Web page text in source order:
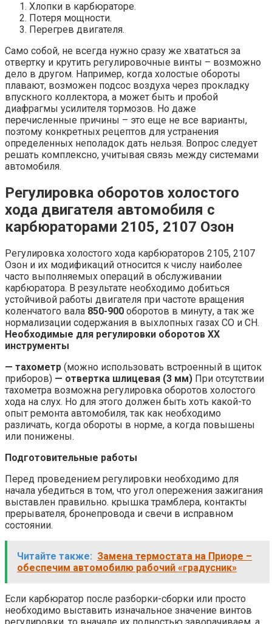
Хлопки в карбюраторе.
Потеря мощности.
Перегрев двигателя.
Само собой, не всегда нужно сразу же хвататься за
отвертку и крутить регулировочные винты – возможно
дело в другом. Например, когда холостые обороты
плавают, возможен подсос воздуха через прокладку
впускного коллектора, а может быть и пробой
диафрагмы усилителя тормозов. Но даже
перечисленные причины – это еще не все варианты,
поэтому конкретных рецептов для устранения
определенных неполадок дать нельзя. Вопрос следует
решать комплексно, учитывая связь между системами
автомобиля.
Регулировка оборотов холостого
хода двигателя автомобиля с
карбюраторами 2105, 2107 Озон
Регулировка холостого хода карбюраторов 2105, 2107
Озон и их модификаций относится к числу наиболее
часто выполняемых операций в обслуживании
карбюратора. В результате необходимо добиться
устойчивой работы двигателя при частоте вращения
коленчатого вала 850-900 оборотов в минуту, а так же
нормализации содержания в выхлопных газах СО и СН.
Необходимые для регулировки оборотов ХХ
инструменты
— тахометр (можно использовать встроенный в щиток
приборов) — отвертка шлицевая (3 мм) При отсутствии
тахометра возможна регулировка оборотов холостого
хода на слух. Но для этого должен быть хоть какой-то
опыт ремонта автомобиля, так как необходимо
различать, когда обороты в норме, а когда повышены
или понижены.
Подготовительные работы
Перед проведением регулировки необходимо для
начала убедиться в том, что угол опережения зажигания
выставлен правильно. крышка трамблера, контакты
прерывателя, бронепровода и свечи в исправном
состоянии.
Читайте также: Замена термостата на Приоре –
обеспечим автомобилю рабочий «градусник»
Если карбюратор после разборки-сборки или просто
необходимо выставить изначальное значение винтов